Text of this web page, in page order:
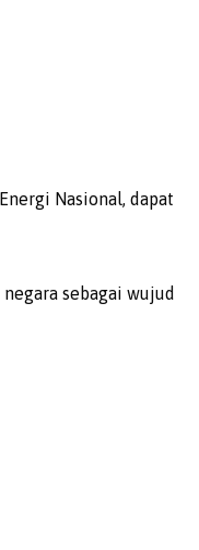
Nasional, dapat
sebagai wujud